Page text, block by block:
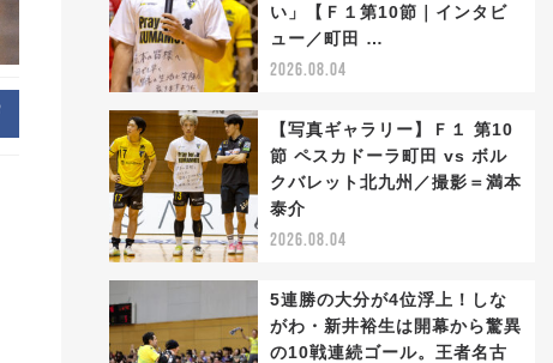
い」【Ｆ１第10節｜インタビ
ュー／町田 …
2026.08.04
【写真ギャラリー】Ｆ１ 第10
節 ペスカドーラ町田 vs ボル
クバレット北九州／撮影＝満本
泰介
2026.08.04
5連勝の大分が4位浮上！しな
がわ・新井裕生は開幕から驚異
の10戦連続ゴール。王者名古